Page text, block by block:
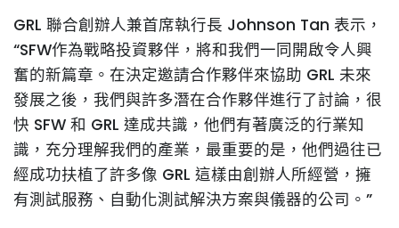
GRL 聯合創辦人兼首席執行長 Johnson Tan 表示，
“SFW作為戰略投資夥伴，將和我們一同開啟令人興
奮的新篇章。在決定邀請合作夥伴來協助 GRL 未來
發展之後，我們與許多潛在合作夥伴進行了討論，很
快 SFW 和 GRL 達成共識，他們有著廣泛的行業知
識，充分理解我們的產業，最重要的是，他們過往已
經成功扶植了許多像 GRL 這樣由創辦人所經營，擁
有測試服務、自動化測試解決方案與儀器的公司。”